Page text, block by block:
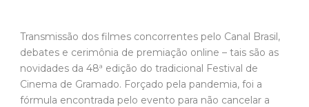
Transmissão dos filmes concorrentes pelo Canal Brasil,
debates e cerimônia de premiação online – tais são as
novidades da 48ª edição do tradicional Festival de
Cinema de Gramado. Forçado pela pandemia, foi a
fórmula encontrada pelo evento para não cancelar a